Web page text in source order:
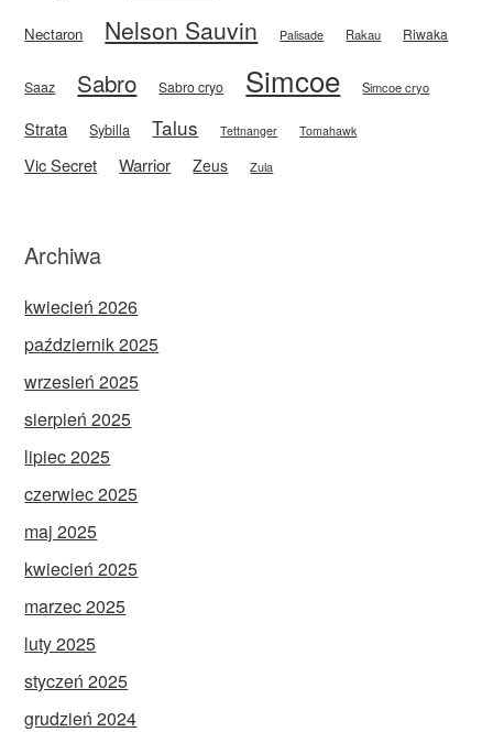
Nectaron Nelson Sauvin Palisade Rakau Riwaka
Saaz Sabro Sabro cryo Simcoe Simcoe cryo
Strata Sybilla Talus Tettnanger Tomahawk
Vic Secret Warrior Zeus Zula
Archiwa
kwiecień 2026
październik 2025
wrzesień 2025
sierpień 2025
lipiec 2025
czerwiec 2025
maj 2025
kwiecień 2025
marzec 2025
luty 2025
styczeń 2025
grudzień 2024